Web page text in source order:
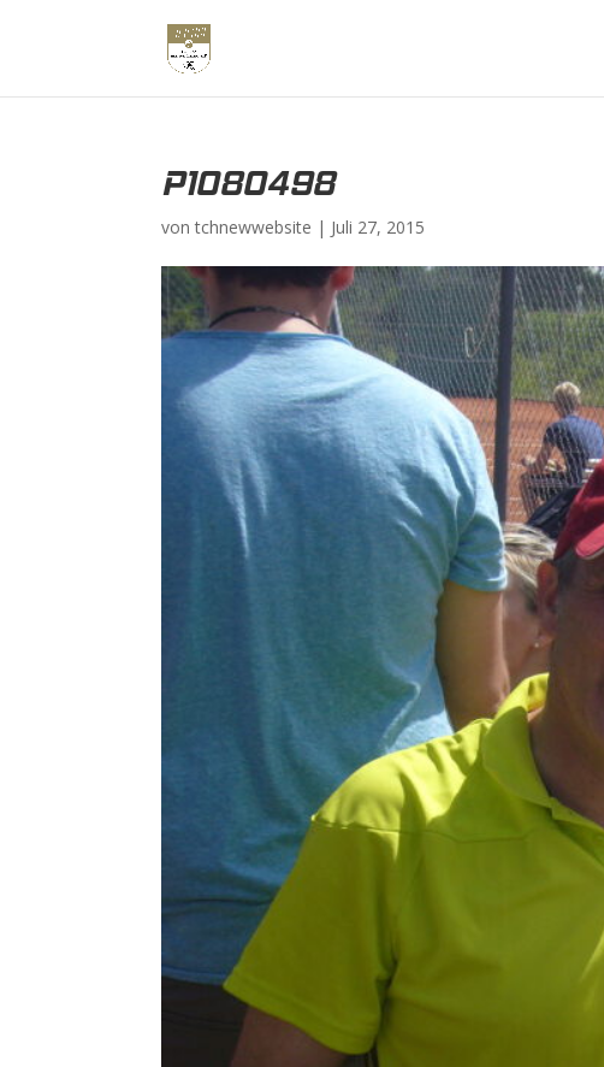
P1080498
vontchnewwebsite | Juli 27, 2015